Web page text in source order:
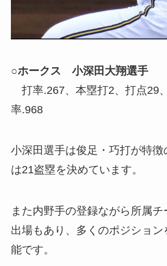
○ホークス 小深田大翔選手
打率.267、本塁打2、打点29
率.968
小深田選手は俊足・巧打が特
は21盗塁を決めています。
また内野手の登録ながら所属
出場もあり、多くのポジショ
能です。